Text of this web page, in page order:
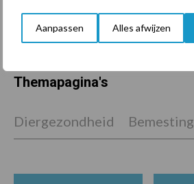
Aanpassen Alles afwijzen
Themapagina's
Diergezondheid Bemesting